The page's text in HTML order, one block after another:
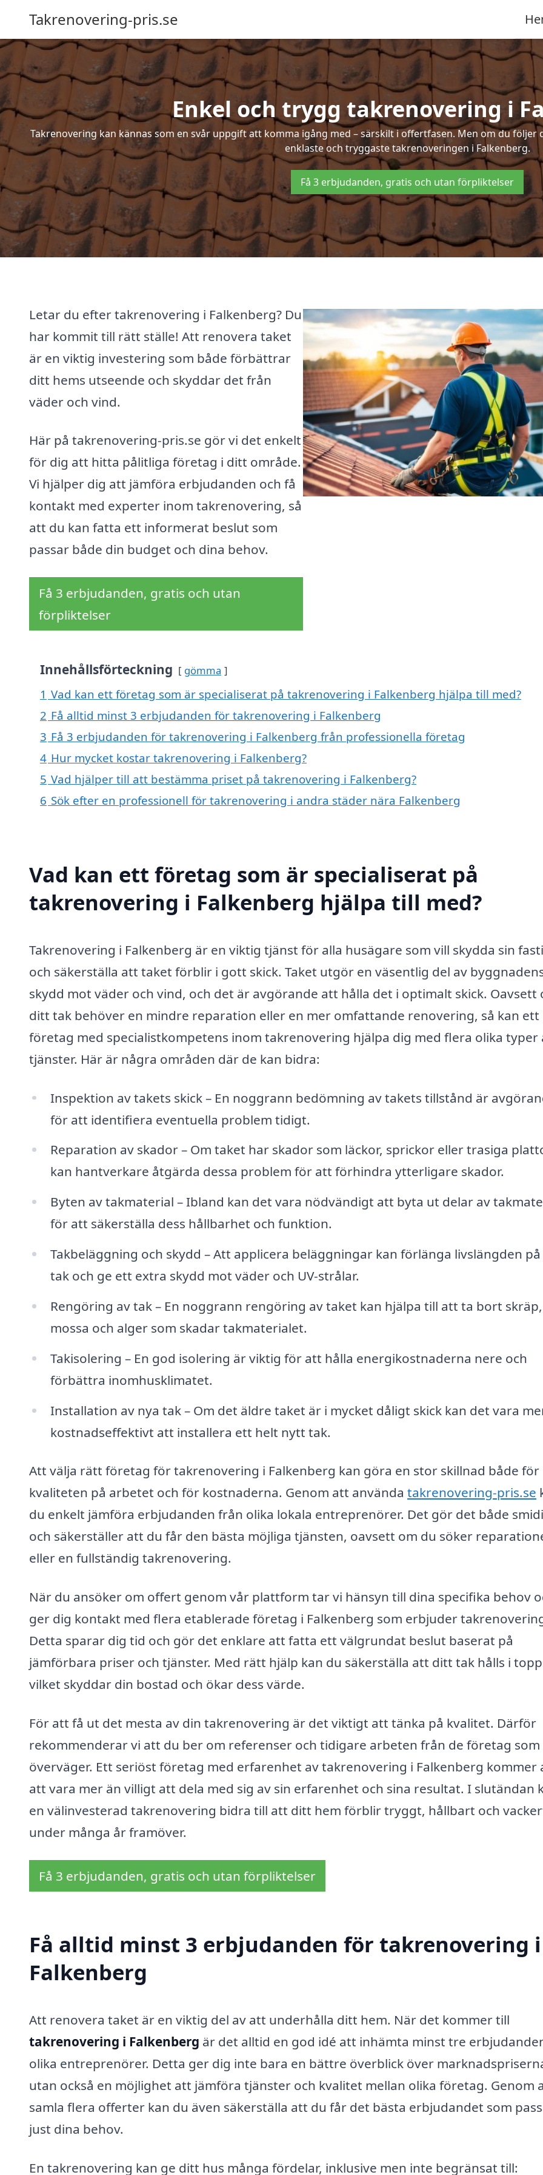
Takrenovering-pris.se
Enkel och trygg takrenovering i
Takrenovering kan kännas som en svår uppgift att komma igång med – särskilt i offertfasen. Men om du
enklaste och tryggaste takrenoveringen i Falkenberg.
Få 3 erbjudanden, gratis och utan förpliktelser
Letar du efter takrenovering i Falkenberg? Du
har kommit till rätt ställe! Att renovera taket
är en viktig investering som både förbättrar
ditt hems utseende och skyddar det från
väder och vind.
Här på takrenovering-pris.se gör vi det enkelt
för dig att hitta pålitliga företag i ditt område.
Vi hjälper dig att jämföra erbjudanden och få
kontakt med experter inom takrenovering, så
att du kan fatta ett informerat beslut som
passar både din budget och dina behov.
Få 3 erbjudanden, gratis och utan
förpliktelser
Innehållsförteckning gömma
1 Vad kan ett företag som är specialiserat på takrenovering i Falkenberg hjälpa till med?
2 Få alltid minst 3 erbjudanden för takrenovering i Falkenberg
3 Få 3 erbjudanden för takrenovering i Falkenberg från professionella företag
4 Hur mycket kostar takrenovering i Falkenberg?
5 Vad hjälper till att bestämma priset på takrenovering i Falkenberg?
6 Sök efter en professionell för takrenovering i andra städer nära Falkenberg
Vad kan ett företag som är specialiserat på
takrenovering i Falkenberg hjälpa till med?
Takrenovering i Falkenberg är en viktig tjänst för alla husägare som vill skydda sin
och säkerställa att taket förblir i gott skick. Taket utgör en väsentlig del av
skydd mot väder och vind, och det är avgörande att hålla det i optimalt skick. Oavsett
ditt tak behöver en mindre reparation eller en mer omfattande renovering, så kan ett
företag med specialistkompetens inom takrenovering hjälpa dig med flera olika typer
tjänster. Här är några områden där de kan bidra:
Inspektion av takets skick – En noggrann bedömning av takets tillstånd är
för att identifiera eventuella problem tidigt.
Reparation av skador – Om taket har skador som läckor, sprickor eller trasiga
kan hantverkare åtgärda dessa problem för att förhindra ytterligare skador.
Byten av takmaterial – Ibland kan det vara nödvändigt att byta ut delar av
för att säkerställa dess hållbarhet och funktion.
Takbeläggning och skydd – Att applicera beläggningar kan förlänga livslängden
tak och ge ett extra skydd mot väder och UV-strålar.
Rengöring av tak – En noggrann rengöring av taket kan hjälpa till att ta bort skräp,
mossa och alger som skadar takmaterialet.
Takisolering – En god isolering är viktig för att hålla energikostnaderna nere och
förbättra inomhusklimatet.
Installation av nya tak – Om det äldre taket är i mycket dåligt skick kan det vara
kostnadseffektivt att installera ett helt nytt tak.
Att välja rätt företag för takrenovering i Falkenberg kan göra en stor skillnad både för
kvaliteten på arbetet och för kostnaderna. Genom att använda takrenovering-pris.se
du enkelt jämföra erbjudanden från olika lokala entreprenörer. Det gör det både
och säkerställer att du får den bästa möjliga tjänsten, oavsett om du söker
eller en fullständig takrenovering.
När du ansöker om offert genom vår plattform tar vi hänsyn till dina specifika behov
ger dig kontakt med flera etablerade företag i Falkenberg som erbjuder
Detta sparar dig tid och gör det enklare att fatta ett välgrundat beslut baserat på
jämförbara priser och tjänster. Med rätt hjälp kan du säkerställa att ditt tak hålls i
vilket skyddar din bostad och ökar dess värde.
För att få ut det mesta av din takrenovering är det viktigt att tänka på kvalitet. Därför
rekommenderar vi att du ber om referenser och tidigare arbeten från de företag som
överväger. Ett seriöst företag med erfarenhet av takrenovering i Falkenberg kommer
att vara mer än villigt att dela med sig av sin erfarenhet och sina resultat. I slutändan
en välinvesterad takrenovering bidra till att ditt hem förblir tryggt, hållbart och
under många år framöver.
Få 3 erbjudanden, gratis och utan förpliktelser
Få alltid minst 3 erbjudanden för takrenovering i
Falkenberg
Att renovera taket är en viktig del av att underhålla ditt hem. När det kommer till
takrenovering i Falkenberg är det alltid en god idé att inhämta minst tre
olika entreprenörer. Detta ger dig inte bara en bättre överblick över
utan också en möjlighet att jämföra tjänster och kvalitet mellan olika företag. Genom
samla flera offerter kan du även säkerställa att du får det bästa erbjudandet som
just dina behov.
En takrenovering kan ge ditt hus många fördelar, inklusive men inte begränsat till: